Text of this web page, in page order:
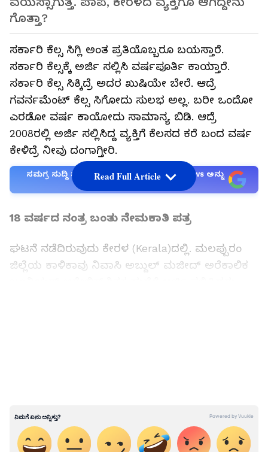
ಗೊತ್ತಾ?
ಸರ್ಕಾರಿ ಕೆಲ್ಸ ಸಿಗ್ಲಿ ಅಂತ ಪ್ರತಿಯೊಬ್ಬರೂ ಬಯಸ್ತಾರೆ.
ಸರ್ಕಾರಿ ಕೆಲ್ಸಕ್ಕೆ ಅರ್ಜಿ ಸಲ್ಲಿಸಿ ವರ್ಷಪೂರ್ತಿ ಕಾಯ್ತಾರೆ.
ಸರ್ಕಾರಿ ಕೆಲ್ಸ ಸಿಕ್ಕಿದ್ರೆ ಅದರ ಖುಷಿಯೇ ಬೇರೆ. ಆದ್ರೆ
ಗವರ್ನಮೆಂಟ್ ಕೆಲ್ಸ ಸಿಗೋದು ಸುಲಭ ಅಲ್ಲ. ಬರೀ ಒಂದೋ
ಎರಡೋ ವರ್ಷ ಕಾಯೋದು ಸಾಮಾನ್ಯ ಬಿಡಿ. ಆದ್ರೆ
2008ರಲ್ಲಿ ಅರ್ಜಿ ಸಲ್ಲಿಸಿದ್ದ ವ್ಯಕ್ತಿಗೆ ಕೆಲಸದ ಕರೆ ಬಂದ ವರ್ಷ
ಕೇಳಿದ್ರೆ ನೀವು ದಂಗಾಗ್ತೀರಿ.
ಸಮಗ್ರ ಸುದ್ದಿ ಮೂಲವನ್ನಾಗಿ asianet suvarna news ಅನ್ನು
18 ವರ್ಷದ ನಂತ್ರ ಬಂತು ನೇಮಕಾತಿ ಪತ್ರ
ಘಟನೆ ನಡೆದಿರುವುದು ಕೇರಳ (Kerala)ದಲ್ಲಿ. ಮಲಪ್ಪುರಂ
ಜಿಲ್ಲೆಯ ಕಾಳಿಕಾವು ನಿವಾಸಿ ಅಬ್ದುಲ್ ಮಜೀದ್ ಅರೆಕಾಲಿಕ
ರಾಜ್ಯದ ಸರ್ಕಾರಿ ಶಾಲೆಗಳಲ್ಲಿ ಮೊದಲ ಹಂತದಲ್ಲಿ
Read Full Article